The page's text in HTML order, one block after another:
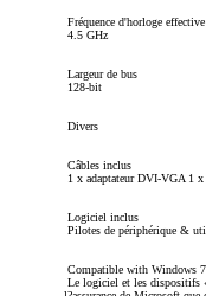
Fréquence d'horloge effective
4.5 GHz
Largeur de bus
128-bit
Divers
Câbles inclus
1 x adaptateur DVI-VGA 1
Logiciel inclus
Pilotes de périphérique &
Compatible with Windows 7
Le logiciel et les dispositifs